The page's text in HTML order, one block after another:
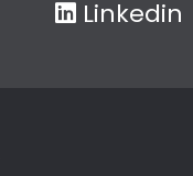
Linkedin